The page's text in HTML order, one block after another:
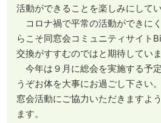
活動ができることを楽しみにしてい
コロナ禍で平常の活動ができに
らこそ同窓会コミュニティサイト
交換がすすむのではと期待していま
今年は９月に総会を実施する予
うぞお体を大事にお過ごし下さい
窓会活動にご協力いただきますよ
ます。